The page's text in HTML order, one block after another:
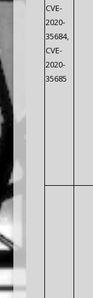
CVE-
2020-
35684,
CVE-
2020-
35685